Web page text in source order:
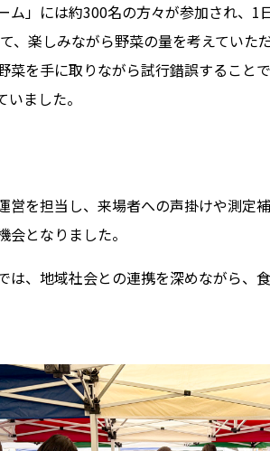
ム」には約300名の方々が参加され、1
、楽しみながら野菜の量を考えていた
菜を手に取りながら試行錯誤すること
ました。
営を担当し、来場者への声掛けや測定
会となりました。
は、地域社会との連携を深めながら、